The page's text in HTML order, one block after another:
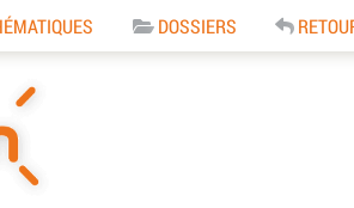
DOSSIERS